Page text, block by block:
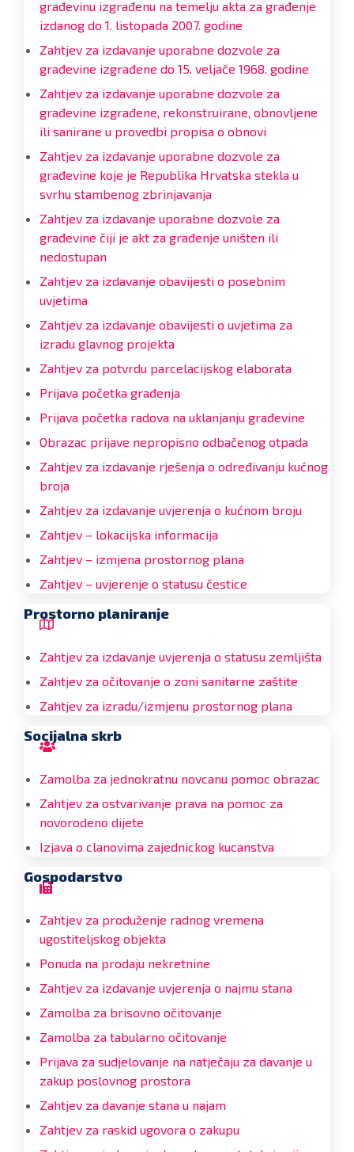
građevinu izgrađenu na temelju akta za građenje
izdanog do 1. listopada 2007. godine
Zahtjev za izdavanje uporabne dozvole za
građevine izgrađene do 15. veljače 1968. godine
Zahtjev za izdavanje uporabne dozvole za
građevine izgrađene, rekonstruirane, obnovljene
ili sanirane u provedbi propisa o obnovi
Zahtjev za izdavanje uporabne dozvole za
građevine koje je Republika Hrvatska stekla u
svrhu stambenog zbrinjavanja
Zahtjev za izdavanje uporabne dozvole za
građevine čiji je akt za građenje uništen ili
nedostupan
Zahtjev za izdavanje obavijesti o posebnim
uvjetima
Zahtjev za izdavanje obavijesti o uvjetima za
izradu glavnog projekta
Zahtjev za potvrdu parcelacijskog elaborata
Prijava početka građenja
Prijava početka radova na uklanjanju građevine
Obrazac prijave nepropisno odbačenog otpada
Zahtjev za izdavanje rješenja o određivanju kućnog
broja
Zahtjev za izdavanje uvjerenja o kućnom broju
Zahtjev – lokacijska informacija
Zahtjev – izmjena prostornog plana
Zahtjev – uvjerenje o statusu čestice
Prostorno planiranje
Zahtjev za izdavanje uvjerenja o statusu zemljišta
Zahtjev za očitovanje o zoni sanitarne zaštite
Zahtjev za izradu/izmjenu prostornog plana
Socijalna skrb
Zamolba za jednokratnu novcanu pomoc obrazac
Zahtjev za ostvarivanje prava na pomoc za
novorodeno dijete
Izjava o clanovima zajednickog kucanstva
Gospodarstvo
Zahtjev za produženje radnog vremena
ugostiteljskog objekta
Ponuda na prodaju nekretnine
Zahtjev za izdavanje uvjerenja o najmu stana
Zamolba za brisovno očitovanje
Zamolba za tabularno očitovanje
Prijava za sudjelovanje na natječaju za davanje u
zakup poslovnog prostora
Zahtjev za davanje stana u najam
Zahtjev za raskid ugovora o zakupu